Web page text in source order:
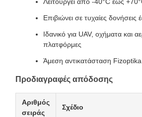
Επιβιώνει σε τυχαίες δονήσεις
Ιδανικό για UAV, οχήματα και
πλατφόρμες
Άμεση αντικατάσταση
Προδιαγραφές απόδοσης
Αριθμός
σειράς
Σχέδιο